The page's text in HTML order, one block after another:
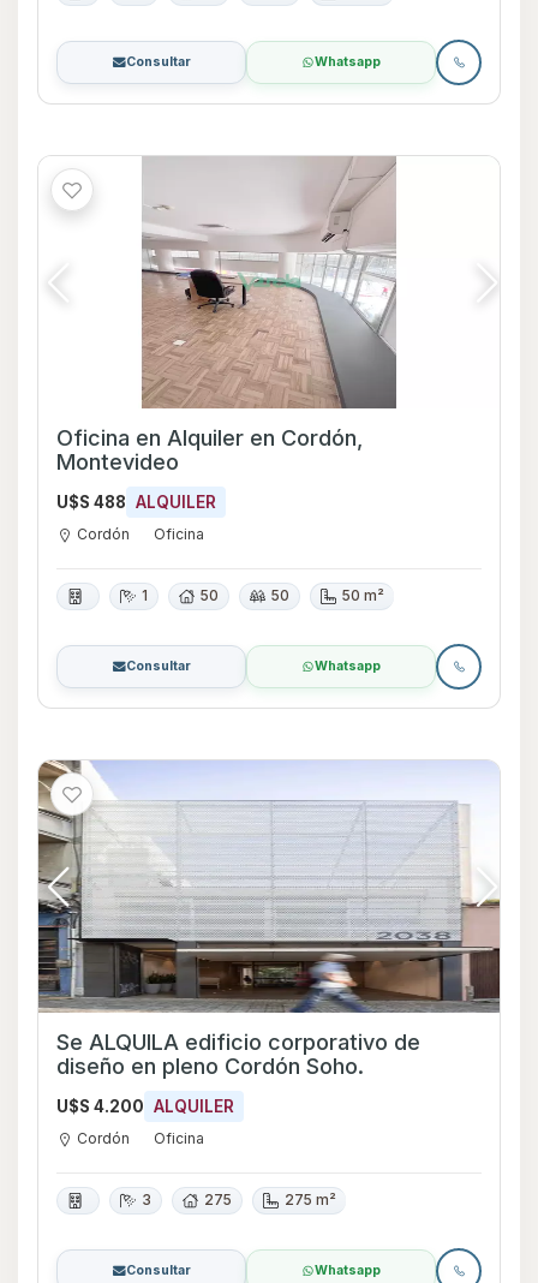
Consultar Whatsapp
Oficina en Alquiler en Cordón,
Montevideo
U$S 488 ALQUILER
Cordón Oficina
1 50 50 50 m²
Consultar Whatsapp
Se ALQUILA edificio corporativo de
diseño en pleno Cordón Soho.
U$S 4.200 ALQUILER
Cordón Oficina
3 275 275 m²
Consultar Whatsapp